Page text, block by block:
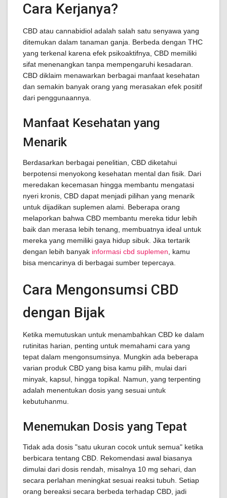
Cara Kerjanya?
CBD atau cannabidiol adalah salah satu senyawa yang
ditemukan dalam tanaman ganja. Berbeda dengan THC
yang terkenal karena efek psikoaktifnya, CBD memiliki
sifat menenangkan tanpa mempengaruhi kesadaran.
CBD diklaim menawarkan berbagai manfaat kesehatan
dan semakin banyak orang yang merasakan efek positif
dari penggunaannya.
Manfaat Kesehatan yang
Menarik
Berdasarkan berbagai penelitian, CBD diketahui
berpotensi menyokong kesehatan mental dan fisik. Dari
meredakan kecemasan hingga membantu mengatasi
nyeri kronis, CBD dapat menjadi pilihan yang menarik
untuk dijadikan suplemen alami. Beberapa orang
melaporkan bahwa CBD membantu mereka tidur lebih
baik dan merasa lebih tenang, membuatnya ideal untuk
mereka yang memiliki gaya hidup sibuk. Jika tertarik
dengan lebih banyak informasi cbd suplemen , kamu
bisa mencarinya di berbagai sumber tepercaya.
Cara Mengonsumsi CBD
dengan Bijak
Ketika memutuskan untuk menambahkan CBD ke dalam
rutinitas harian, penting untuk memahami cara yang
tepat dalam mengonsumsinya. Mungkin ada beberapa
varian produk CBD yang bisa kamu pilih, mulai dari
minyak, kapsul, hingga topikal. Namun, yang terpenting
adalah menentukan dosis yang sesuai untuk
kebutuhanmu.
Menemukan Dosis yang Tepat
Tidak ada dosis "satu ukuran cocok untuk semua" ketika
berbicara tentang CBD. Rekomendasi awal biasanya
dimulai dari dosis rendah, misalnya 10 mg sehari, dan
secara perlahan meningkat sesuai reaksi tubuh. Setiap
orang bereaksi secara berbeda terhadap CBD, jadi